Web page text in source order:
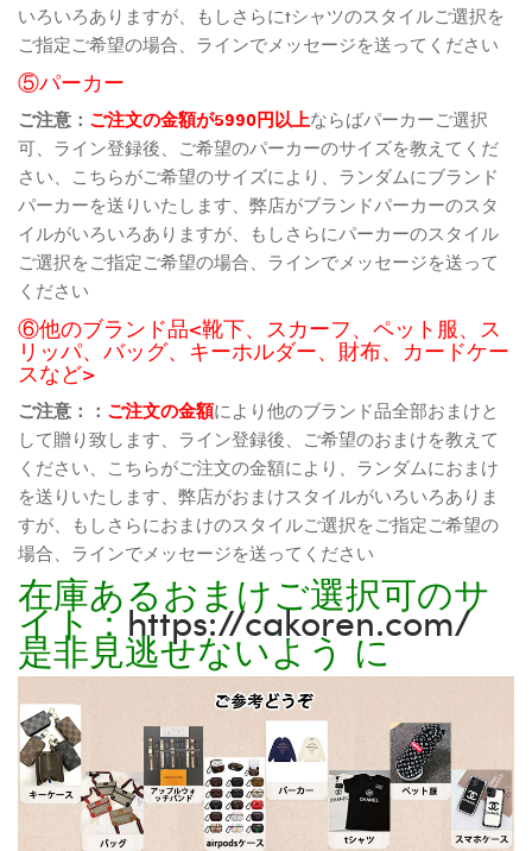
いろいろありますが、もしさらにtシャツのスタイルご選択を
ご指定ご希望の場合、ラインでメッセージを送ってください
⑤パーカー
ご注意： ご注文の金額が5990円以上ならばパーカーご選択
可、ライン登録後、ご希望のパーカーのサイズを教えてくだ
さい、こちらがご希望のサイズにより、ランダムにブランド
パーカーを送りいたします、弊店がブランドパーカーのスタ
イルがいろいろありますが、もしさらにパーカーのスタイル
ご選択をご指定ご希望の場合、ラインでメッセージを送って
ください
⑥他のブランド品<靴下、スカーフ、ペット服、ス
リッパ、バッグ、キーホルダー、財布、カードケー
スなど>
ご注意：： ご注文の金額により他のブランド品全部おまけと
して贈り致します、ライン登録後、ご希望のおまけを教えて
ください、こちらがご注文の金額により、ランダムにおまけ
を送りいたします、弊店がおまけスタイルがいろいろありま
すが、もしさらにおまけのスタイルご選択をご指定ご希望の
場合、ラインでメッセージを送ってください
在庫あるおまけご選択可のサ
イト：https://cakoren.com/
是非見逃せないよう に